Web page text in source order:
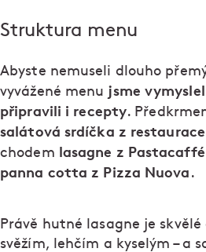
Struktura menu
Abyste nemuseli dlouho
vyvážené menu jsme
připravili i recepty.
salátová srdíčka z
chodem lasagne z Pastacaffé
panna cotta z Pizza Nuova .
Právě hutné lasagne je
svěžím, lehčím a kyselým – a